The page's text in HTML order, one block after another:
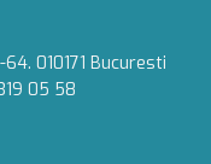
010171 Bucuresti
05 58